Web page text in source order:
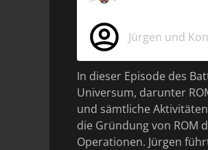
Jürgen und
In dieser Episode des
Universum, darunter
und sämtliche
die Gründung von ROM
Operationen. Jürgen